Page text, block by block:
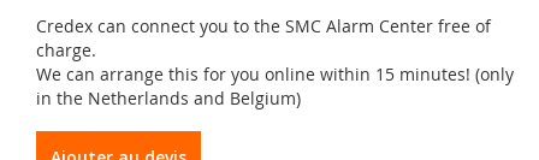
Credex can connect you to the SMC Alarm Center free of
charge.
We can arrange this for you online within 15 minutes! (only
in the Netherlands and Belgium)